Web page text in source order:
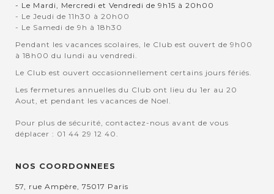
- Le Mardi, Mercredi et Vendredi de 9h15 à 20h00
- Le Jeudi de 11h30 à 20h00
- Le Samedi de 9h à 18h30
Pendant les vacances scolaires, le Club est ouvert de 9h00
à 18h00 du lundi au vendredi.
Le Club est ouvert occasionnellement certains jours fériés.
Les fermetures annuelles du Club ont lieu du 1er au 20
Aout, et pendant les vacances de Noel.
Pour plus de sécurité, contactez-nous avant de vous
déplacer : 01 44 29 12 40.
NOS COORDONNEES
57, rue Ampère, 75017 Paris